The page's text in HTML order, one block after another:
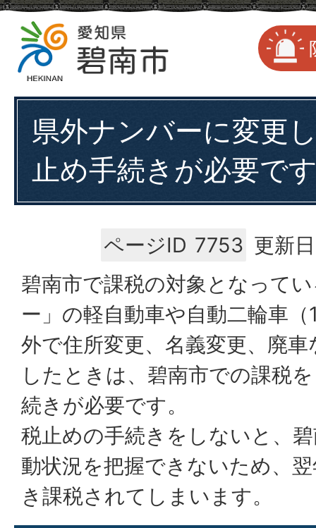
県外ナンバーに変更
止め手続きが必要で
ページID 7753 更新
碧南市で課税の対象となって
ー」の軽自動車や自動二輪車
外で住所変更、名義変更、廃
したときは、碧南市での課税
続きが必要です。
税止めの手続きをしないと、
動状況を把握できないため、
き課税されてしまいます。